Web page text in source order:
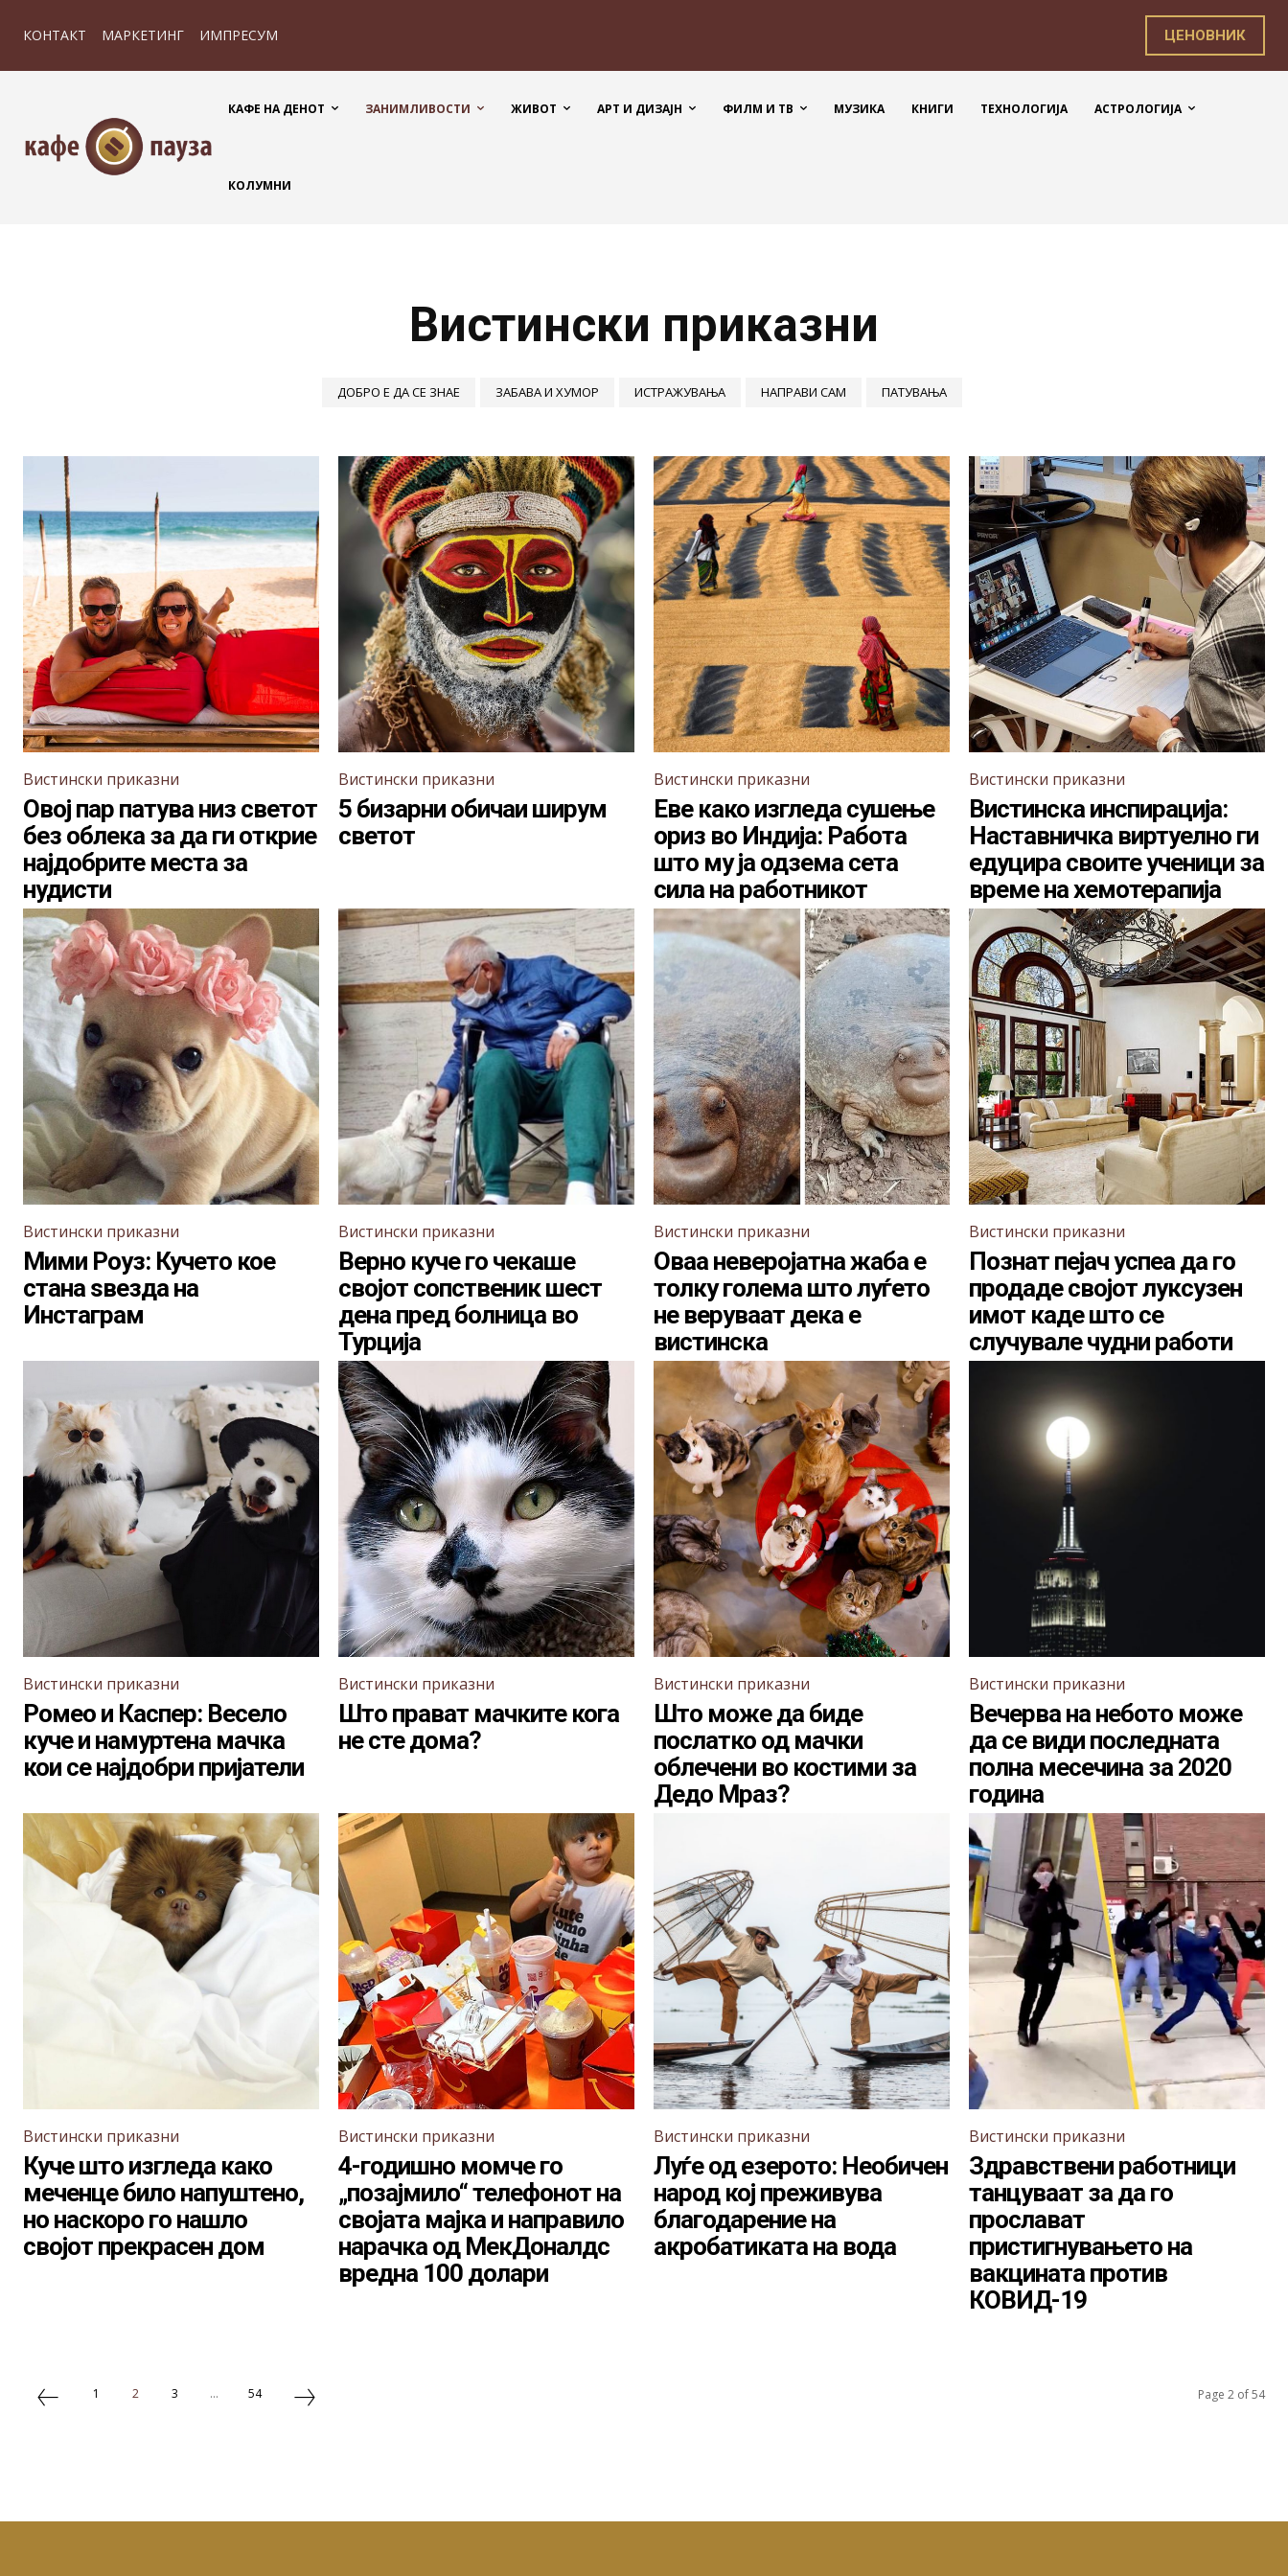
КОНТАКТ МАРКЕТИНГ ИМПРЕСУМ ЦЕНОВНИК
КАФЕ НА ДЕНОТ ЗАНИМЛИВОСТИ ЖИВОТ АРТ И ДИЗАЈН ФИЛМ И ТВ МУЗИКА КНИГИ ТЕХНОЛОГИЈА АСТРОЛОГИЈА
КОЛУМНИ
Вистински приказни
ДОБРО Е ДА СЕ ЗНАЕ ЗАБАВА И ХУМОР ИСТРАЖУВАЊА НАПРАВИ САМ ПАТУВАЊА
Вистински приказни
Овој пар патува низ светот
без облека за да ги открие
најдобрите места за
нудисти
Вистински приказни
5 бизарни обичаи ширум
светот
Вистински приказни
Еве како изгледа сушење
ориз во Индија: Работа
што му ја одзема сета
сила на работникот
Вистински приказни
Вистинска инспирација:
Наставничка виртуелно ги
едуцира своите ученици за
време на хемотерапија
Вистински приказни
Мими Роуз: Кучето кое
стана ѕвезда на
Инстаграм
Вистински приказни
Верно куче го чекаше
својот сопственик шест
дена пред болница во
Турција
Вистински приказни
Оваа неверојатна жаба е
толку голема што луѓето
не веруваат дека е
вистинска
Вистински приказни
Познат пејач успеа да го
продаде својот луксузен
имот каде што се
случувале чудни работи
Вистински приказни
Ромео и Каспер: Весело
куче и намуртена мачка
кои се најдобри пријатели
Вистински приказни
Што прават мачките кога
не сте дома?
Вистински приказни
Што може да биде
послатко од мачки
облечени во костими за
Дедо Мраз?
Вистински приказни
Вечерва на небото може
да се види последната
полна месечина за 2020
година
Вистински приказни
Куче што изгледа како
меченце било напуштено,
но наскоро го нашло
својот прекрасен дом
Вистински приказни
4-годишно момче го
„позајмилo“ телефонот на
својата мајка и направилo
нарачка од МекДоналдс
вредна 100 долари
Вистински приказни
Луѓе од езерото: Необичен
народ кој преживува
благодарение на
акробатиката на вода
Вистински приказни
Здравствени работници
танцуваат за да го
прослават
пристигнувањето на
вакцината против
КОВИД-19
1 2 3 ... 54 Page 2 of 54